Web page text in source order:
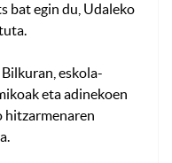
bat egin du, Udaleko
eskola-
eta adinekoen
hitzarmenaren